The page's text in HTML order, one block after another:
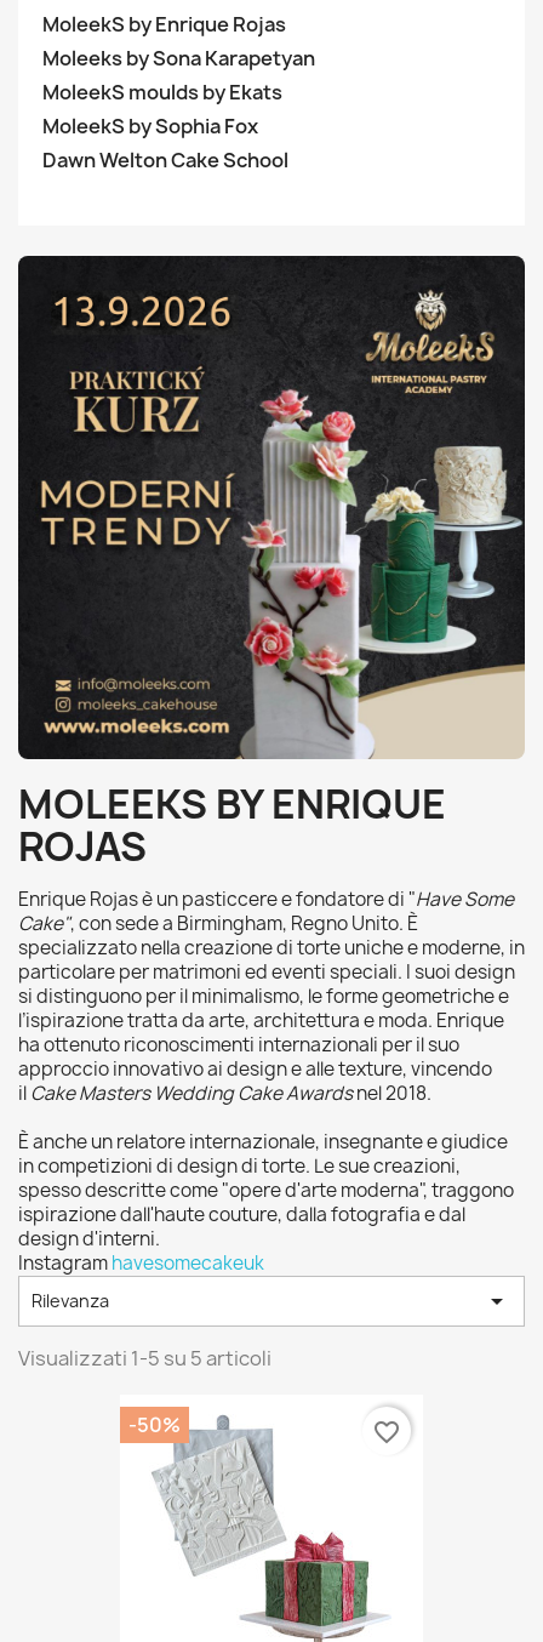
MoleekS by Enrique Rojas
Moleeks by Sona Karapetyan
MoleekS moulds by Ekats
MoleekS by Sophia Fox
Dawn Welton Cake School
MOLEEKS BY ENRIQUE
ROJAS
Enrique Rojas è un pasticcere e fondatore di "Have Some
Cake", con sede a Birmingham, Regno Unito. È
specializzato nella creazione di torte uniche e moderne, in
particolare per matrimoni ed eventi speciali. I suoi design
si distinguono per il minimalismo, le forme geometriche e
l’ispirazione tratta da arte, architettura e moda. Enrique
ha ottenuto riconoscimenti internazionali per il suo
approccio innovativo ai design e alle texture, vincendo
ilCake Masters Wedding Cake Awardsnel 2018.
È anche un relatore internazionale, insegnante e giudice
in competizioni di design di torte. Le sue creazioni,
spesso descritte come "opere d'arte moderna", traggono
ispirazione dall'haute couture, dalla fotografia e dal
design d'interni.
Instagramhavesomecakeuk
Rilevanza 
Visualizzati 1-5 su 5 articoli
-50% favorite_border